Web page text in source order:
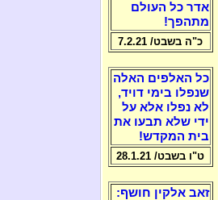
אדר כל העולם
מתהפך!
כ"ה בשבט/ 7.2.21
כל האלפים האלה
שנפלו בימי דויד,
לא נפלו אלא על
ידי שלא תבעו את
בית המקדש!
ט"ו בשבט/ 28.1.21
זאב אלקין חושף: